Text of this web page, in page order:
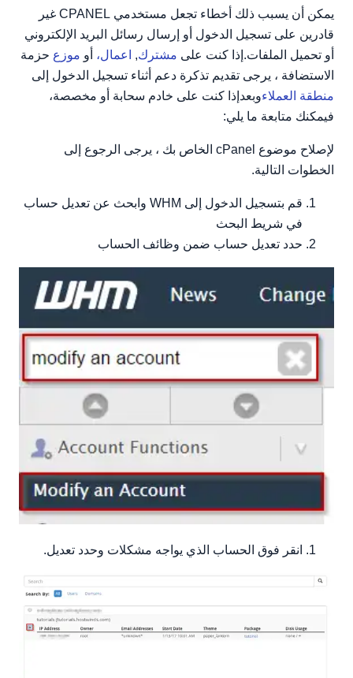
يمكن أن يسبب ذلك أخطاء تجعل مستخدمي CPANEL غير
قادرين على تسجيل الدخول أو إرسال رسائل البريد الإلكتروني
أو تحميل الملفات.إذا كنت على مشترك, اعمال، أو موزع حزمة
الاستضافة ، يرجى تقديم تذكرة دعم أثناء تسجيل الدخول إلى
منطقة العملاءوبعدإذا كنت على خادم سحابة أو مخصصة،
فيمكنك متابعة ما يلي:
لإصلاح موضوع cPanel الخاص بك ، يرجى الرجوع إلى
الخطوات التالية.
قم بتسجيل الدخول إلى WHM وابحث عن تعديل حساب
في شريط البحث
حدد تعديل حساب ضمن وظائف الحساب
انقر فوق الحساب الذي يواجه مشكلات وحدد تعديل.